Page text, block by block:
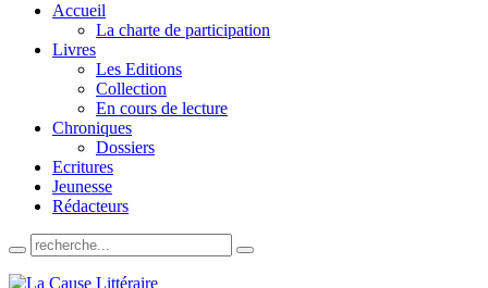
Accueil
La charte de participation
Livres
Les Editions
Collection
En cours de lecture
Chroniques
Dossiers
Ecritures
Jeunesse
Rédacteurs